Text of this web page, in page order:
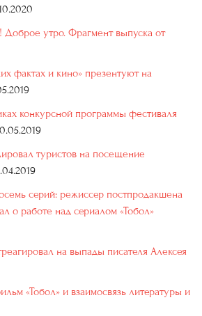
Доброе утро. Фрагмент выпуска от
фактах и кино» презентуют на
конкурсной программы фестиваля
туристов на посещение
серий: режиссер постпродакшена
о работе над сериалом «Тобол»
на выпады писателя Алексея
«Тобол» и взаимосвязь литературы и